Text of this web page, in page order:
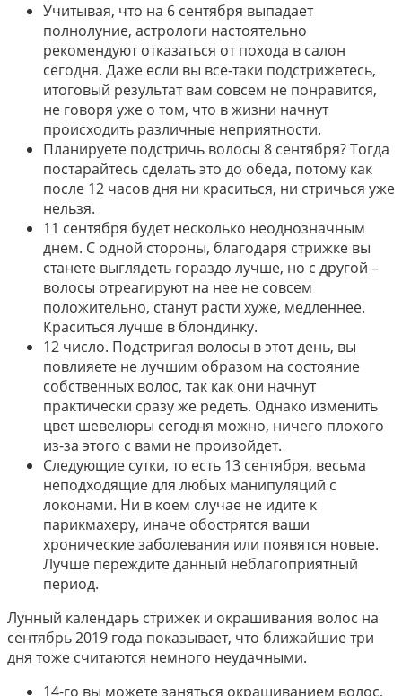
Учитывая, что на 6 сентября выпадает
полнолуние, астрологи настоятельно
рекомендуют отказаться от похода в салон
сегодня. Даже если вы все-таки подстрижетесь,
итоговый результат вам совсем не понравится,
не говоря уже о том, что в жизни начнут
происходить различные неприятности.
Планируете подстричь волосы 8 сентября? Тогда
постарайтесь сделать это до обеда, потому как
после 12 часов дня ни краситься, ни стричься уже
нельзя.
11 сентября будет несколько неоднозначным
днем. С одной стороны, благодаря стрижке вы
станете выглядеть гораздо лучше, но с другой –
волосы отреагируют на нее не совсем
положительно, станут расти хуже, медленнее.
Краситься лучше в блондинку.
12 число. Подстригая волосы в этот день, вы
повлияете не лучшим образом на состояние
собственных волос, так как они начнут
практически сразу же редеть. Однако изменить
цвет шевелюры сегодня можно, ничего плохого
из-за этого с вами не произойдет.
Следующие сутки, то есть 13 сентября, весьма
неподходящие для любых манипуляций с
локонами. Ни в коем случае не идите к
парикмахеру, иначе обострятся ваши
хронические заболевания или появятся новые.
Лучше переждите данный неблагоприятный
период.
Лунный календарь стрижек и окрашивания волос на
сентябрь 2019 года показывает, что ближайшие три
дня тоже считаются немного неудачными.
14-го вы можете заняться окрашиванием волос,